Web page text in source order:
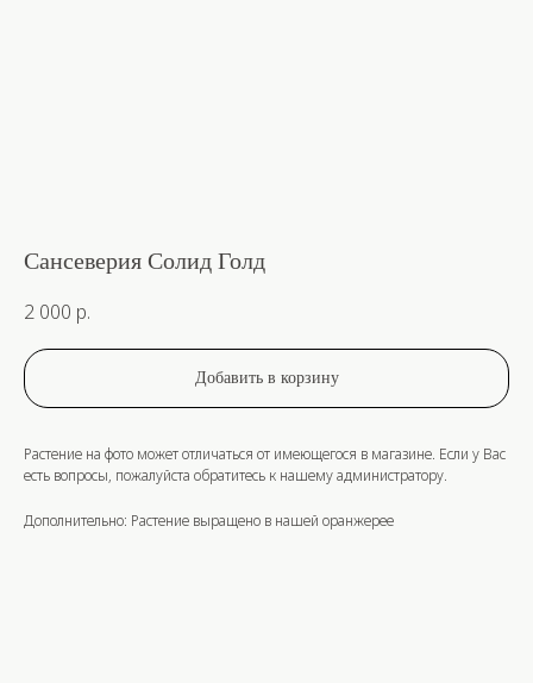
Сансеверия Солид Голд
2 000 р.
Добавить в корзину
Растение на фото может отличаться от имеющегося в магазине. Если у Вас
есть вопросы, пожалуйста обратитесь к нашему администратору.
Дополнительно: Растение выращено в нашей оранжерее